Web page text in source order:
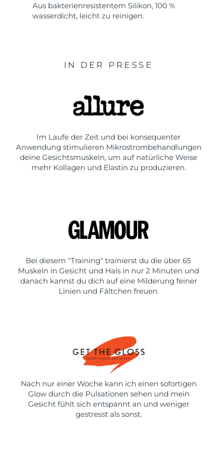
Aus bakterienresistentem Silikon, 100 %
wasserdicht, leicht zu reinigen.
IN DER PRESSE
Im Laufe der Zeit und bei konsequenter
Anwendung stimulieren Mikrostrombehandlungen
deine Gesichtsmuskeln, um auf natürliche Weise
mehr Kollagen und Elastin zu produzieren.
Bei diesem "Training" trainierst du die über 65
Muskeln in Gesicht und Hals in nur 2 Minuten und
danach kannst du dich auf eine Milderung feiner
Linien und Fältchen freuen.
Nach nur einer Woche kann ich einen sofortigen
Glow durch die Pulsationen sehen und mein
Gesicht fühlt sich entspannt an und weniger
gestresst als sonst.